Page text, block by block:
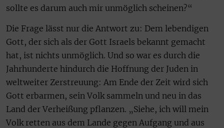
sollte es darum auch mir unmöglich scheinen?“
Die Frage lässt nur die Antwort zu: Dem lebendigen
Gott, der sich als der Gott Israels bekannt gemacht
hat, ist nichts unmöglich. Und so war es durch die
Jahrhunderte hindurch die Hoffnung der Juden in
weltweiter Zerstreuung: Am Ende der Zeit wird sich
Gott erbarmen, sein Volk sammeln und neu in das
Land der Verheißung pflanzen. „Siehe, ich will mein
Volk retten aus dem Lande gegen Aufgang und aus